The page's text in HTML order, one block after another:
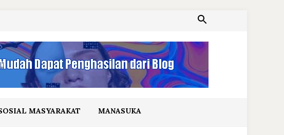
MASYARAKAT MANASUKA